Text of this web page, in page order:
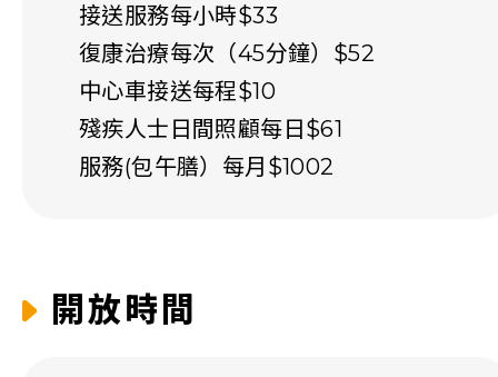
接送服務每小時$33
復康治療每次（45分鐘）$52
中心車接送每程$10
殘疾人士日間照顧每日$61
服務(包午膳）每月$1002
開放時間